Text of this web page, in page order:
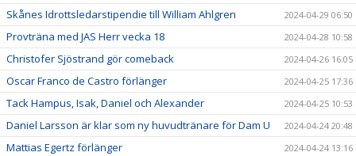
Skånes Idrottsledarstipendie till William Ahlgren 2024-04-29 06:50
Provträna med JAS Herr vecka 18 2024-04-28 10:58
Christofer Sjöstrand gör comeback 2024-04-26 16:05
Oscar Franco de Castro förlänger 2024-04-25 17:36
Tack Hampus, Isak, Daniel och Alexander 2024-04-25 10:53
Daniel Larsson är klar som ny huvudtränare för Dam U 2024-04-24 20:48
Mattias Egertz förlänger 2024-04-24 13:16